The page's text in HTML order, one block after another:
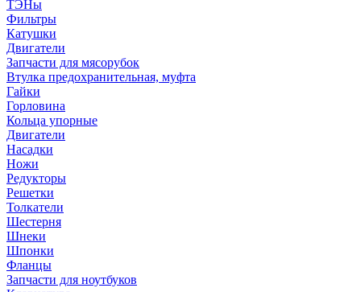
ТЭНы
Фильтры
Катушки
Двигатели
Запчасти для мясорубок
Втулка предохранительная, муфта
Гайки
Горловина
Кольца упорные
Двигатели
Насадки
Ножи
Редукторы
Решетки
Толкатели
Шестерня
Шнеки
Шпонки
Фланцы
Запчасти для ноутбуков